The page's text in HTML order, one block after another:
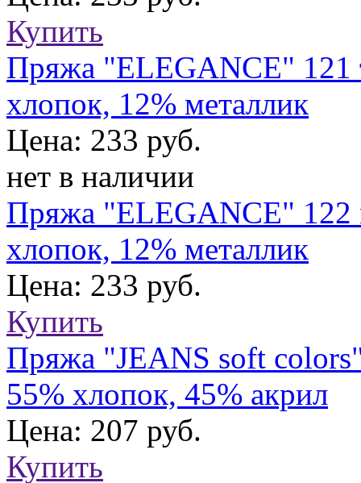
Купить
Пряжа "ELEGANCE" 121
хлопок, 12% металлик
Цена: 233 руб.
нет в наличии
Пряжа "ELEGANCE" 122
хлопок, 12% металлик
Цена: 233 руб.
Купить
Пряжа "JEANS soft
55% хлопок, 45% акрил
Цена: 207 руб.
Купить